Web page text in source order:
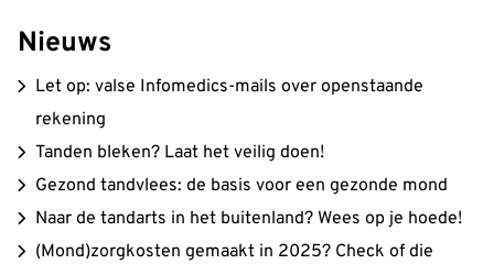
Nieuws
Let op: valse Infomedics-mails over openstaande
rekening
Tanden bleken? Laat het veilig doen!
Gezond tandvlees: de basis voor een gezonde mond
Naar de tandarts in het buitenland? Wees op je hoede!
(Mond)zorgkosten gemaakt in 2025? Check of die